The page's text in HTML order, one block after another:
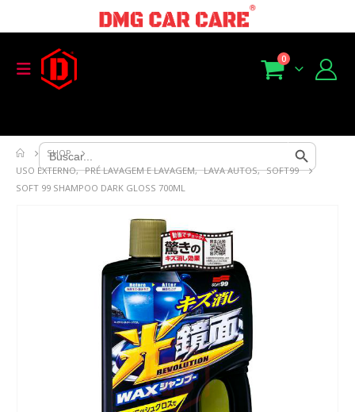
Search
for:
Search Button
0
SHOP
USO EXTERNO, PRÉ LAVAGEM E LAVAGEM, LAVA AUTOS, SOFT99
SOFT 99 SHAMPOO DARK GLOSS 700ML